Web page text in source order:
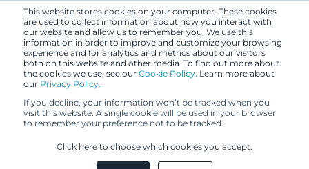
This website stores cookies on your computer. These cookies
are used to collect information about how you interact with
our website and allow us to remember you. We use this
information in order to improve and customize your browsing
experience and for analytics and metrics about our visitors
both on this website and other media. To find out more about
the cookies we use, see our Cookie Policy. Learn more about
our Privacy Policy.
If you decline, your information won’t be tracked when you
visit this website. A single cookie will be used in your browser
to remember your preference not to be tracked.
Click here to choose which cookies you accept.
Antti Leinonen